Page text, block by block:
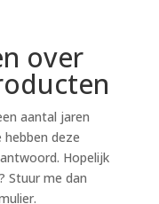
over
aantal jaren
hebben deze
Hopelijk
Stuur me dan